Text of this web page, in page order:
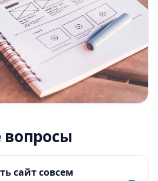
сайт совсем